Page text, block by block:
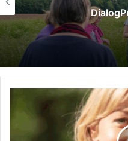
Kultur geht